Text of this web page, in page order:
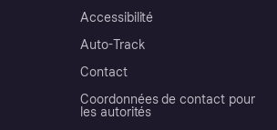
Accessibilité
Auto-Track
Contact
Coordonnées de contact pour
les autorités